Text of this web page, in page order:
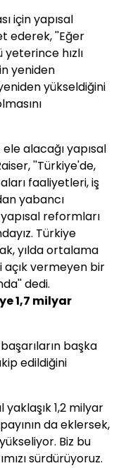
için yapısal
ederek, ''Eğer
hızlı
yeniden
yükseldiğini
alacağı yapısal
''Türkiye'de,
faaliyetleri, iş
yabancı
reformları
Türkiye
yılda ortalama
vermeyen bir
dedi.
1,7 milyar
başka
edildiğini
yaklaşık 1,2 milyar
da eklersek,
Biz bu
sürdürüyoruz.